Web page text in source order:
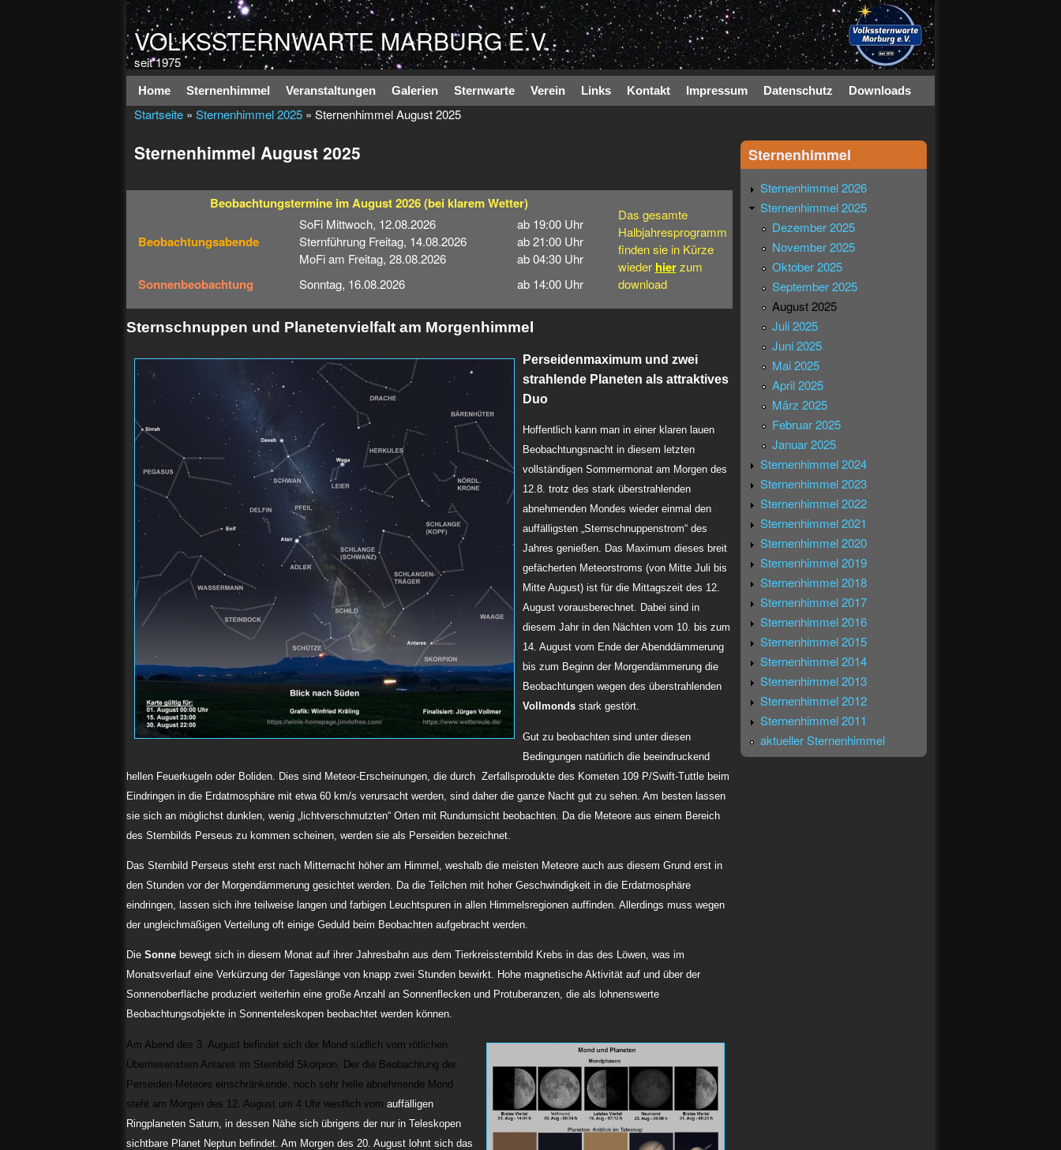
Direkt zum Inhalt
VOLKSSTERNWARTE MARBURG E.V.
seit 1975
Hauptmenü
Home Sternenhimmel Veranstaltungen Galerien Sternwarte Verein Links Kontakt Impressum Datenschutz Downloads
Startseite » Sternenhimmel 2025 » Sternenhimmel August 2025
Sternenhimmel August 2025
Beobachtungstermine im August 2026(bei klarem Wetter)
Beobachtungsabende
SoFi Mittwoch, 12.08.2026
Sternführung Freitag, 14.08.2026
MoFi am Freitag, 28.08.2026
ab 19:00 Uhr
ab 21:00 Uhr
ab 04:30 Uhr
Sonnenbeobachtung Sonntag, 16.08.2026 ab 14:00 Uhr
Das gesamte
Halbjahresprogramm
finden sie in Kürze
wieder hierzum
download
Sternschnuppen und Planetenvielfalt am Morgenhimmel
Perseidenmaximum und zwei
strahlende Planeten als attraktives
Duo
Hoffentlich kann man in einer klaren lauen
Beobachtungsnacht in diesem letzten
vollständigen Sommermonat am Morgen des
12.8. trotz des stark überstrahlenden
abnehmenden Mondes wieder einmal den
auffälligsten „Sternschnuppenstrom“ des
Jahres genießen. Das Maximum dieses breit
gefächerten Meteorstroms (von Mitte Juli bis
Mitte August) ist für die Mittagszeit des 12.
August vorausberechnet. Dabei sind in
diesem Jahr in den Nächten vom 10. bis zum
14. August vom Ende der Abenddämmerung
bis zum Beginn der Morgendämmerung die
Beobachtungen wegen des überstrahlenden
Vollmonds stark gestört.
Gut zu beobachten sind unter diesen
Bedingungen natürlich die beeindruckend
hellen Feuerkugeln oder Boliden. Dies sind Meteor-Erscheinungen, die durch Zerfallsprodukte des Kometen 109 P/Swift-Tuttle beim
Eindringen in die Erdatmosphäre mit etwa 60 km/s verursacht werden, sind daher die ganze Nacht gut zu sehen. Am besten lassen
sie sich an möglichst dunklen, wenig „lichtverschmutzten“ Orten mit Rundumsicht beobachten. Da die Meteore aus einem Bereich
des Sternbilds Perseus zu kommen scheinen, werden sie als Perseiden bezeichnet.
Das Sternbild Perseus steht erst nach Mitternacht höher am Himmel, weshalb die meisten Meteore auch aus diesem Grund erst in
den Stunden vor der Morgendämmerung gesichtet werden. Da die Teilchen mit hoher Geschwindigkeit in die Erdatmosphäre
eindringen, lassen sich ihre teilweise langen und farbigen Leuchtspuren in allen Himmelsregionen auffinden. Allerdings muss wegen
der ungleichmäßigen Verteilung oft einige Geduld beim Beobachten aufgebracht werden.
Die Sonne bewegt sich in diesem Monat auf ihrer Jahresbahn aus dem Tierkreissternbild Krebs in das des Löwen, was im
Monatsverlauf eine Verkürzung der Tageslänge von knapp zwei Stunden bewirkt. Hohe magnetische Aktivität auf und über der
Sonnenoberfläche produziert weiterhin eine große Anzahl an Sonnenflecken und Protuberanzen, die als lohnenswerte
Beobachtungsobjekte in Sonnenteleskopen beobachtet werden können.
Am Abend des 3. August befindet sich der Mond südlich vom rötlichen
Überriesenstern Antares im Sternbild Skorpion. Der die Beobachtung der
Perseiden-Meteore einschränkende, noch sehr helle abnehmende Mond
steht am Morgen des 12. August um 4 Uhr westlich vom auffälligen
Ringplaneten Saturn, in dessen Nähe sich übrigens der nur in Teleskopen
sichtbare Planet Neptun befindet. Am Morgen des 20. August lohnt sich das
Sternenhimmel
Sternenhimmel 2026
Sternenhimmel 2025
Dezember 2025
November 2025
Oktober 2025
September 2025
August 2025
Juli 2025
Juni 2025
Mai 2025
April 2025
März 2025
Februar 2025
Januar 2025
Sternenhimmel 2024
Sternenhimmel 2023
Sternenhimmel 2022
Sternenhimmel 2021
Sternenhimmel 2020
Sternenhimmel 2019
Sternenhimmel 2018
Sternenhimmel 2017
Sternenhimmel 2016
Sternenhimmel 2015
Sternenhimmel 2014
Sternenhimmel 2013
Sternenhimmel 2012
Sternenhimmel 2011
aktueller Sternenhimmel